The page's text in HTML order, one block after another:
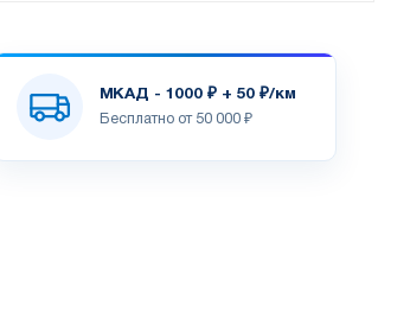
МКАД - 1000 ₽ + 50 ₽/км
Бесплатно от 50 000 ₽